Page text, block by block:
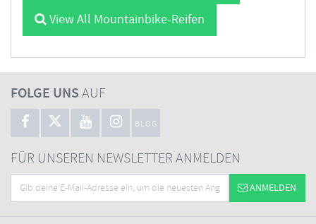
View All Mountainbike-Reifen
FOLGE UNSAUF
BLOG
FÜR UNSEREN NEWSLETTER ANMELDEN
ANMELDEN